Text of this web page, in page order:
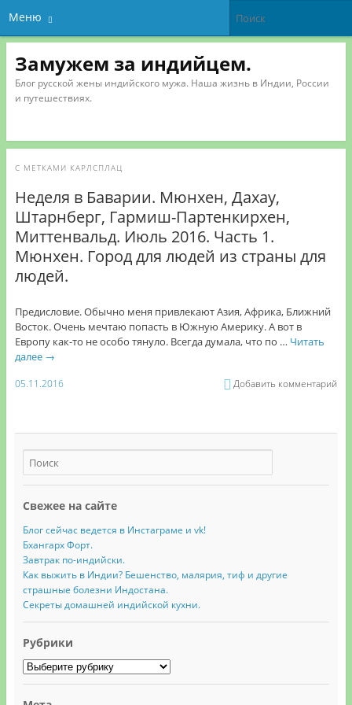
Меню
Замужем за индийцем.
Блог русской жены индийского мужа. Наша жизнь в Индии, России
и путешествиях.
С МЕТКАМИ КАРЛСПЛАЦ
Неделя в Баварии. Мюнхен, Дахау,
Штарнберг, Гармиш-Партенкирхен,
Миттенвальд. Июль 2016. Часть 1.
Мюнхен. Город для людей из страны для
людей.
Предисловие. Обычно меня привлекают Азия, Африка, Ближний
Восток. Очень мечтаю попасть в Южную Америку. А вот в
Европу как-то не особо тянуло. Всегда думала, что по … Читать
далее →
05.11.2016 Добавить комментарий
Свежее на сайте
Блог сейчас ведется в Инстаграме и vk!
Бхангарх Форт.
Завтрак по-индийски.
Как выжить в Индии? Бешенство, малярия, тиф и другие
страшные болезни Индостана.
Секреты домашней индийской кухни.
Рубрики
Рубрики